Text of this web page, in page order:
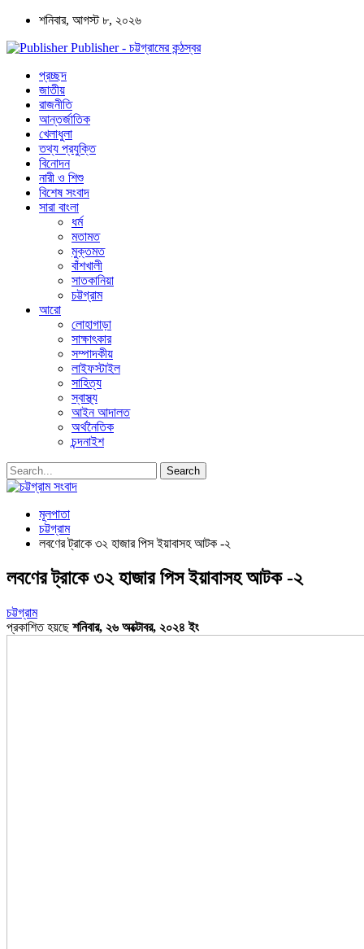
শনিবার, আগস্ট ৮, ২০২৬
Publisher - চট্টগ্রামের কন্ঠস্বর
প্রচ্ছদ
জাতীয়
রাজনীতি
আন্তর্জাতিক
খেলাধুলা
তথ্য প্রযুক্তি
বিনোদন
নারী ও শিশু
বিশেষ সংবাদ
সারা বাংলা
ধর্ম
মতামত
মুক্তমত
বাঁশখালী
সাতকানিয়া
চট্টগ্রাম
আরো
লোহাগাড়া
সাক্ষাৎকার
সম্পাদকীয়
লাইফস্টাইল
সাহিত্য
স্বাস্থ্য
আইন আদালত
অর্থনৈতিক
চন্দনাইশ
মূলপাতা
চট্টগ্রাম
লবণের ট্রাকে ৩২ হাজার পিস ইয়াবাসহ আটক -২
লবণের ট্রাকে ৩২ হাজার পিস ইয়াবাসহ আটক -২
চট্টগ্রাম
প্রকাশিত হয়ছেশনিবার, ২৬ অক্টোবর, ২০২৪ ইং